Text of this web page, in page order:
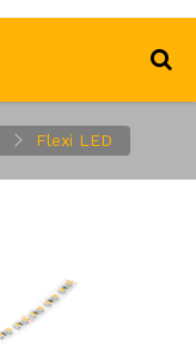
Flexi LED